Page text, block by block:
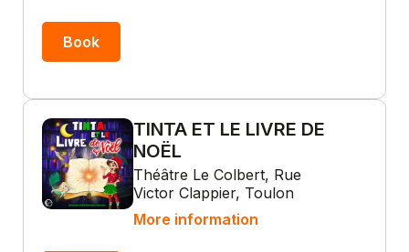
Book
TINTA ET LE LIVRE DE
NOËL
Théâtre Le Colbert, Rue
Victor Clappier, Toulon
More information